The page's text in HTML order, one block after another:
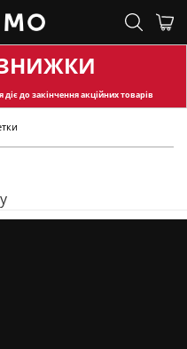
діє до закінчення акційних товарів